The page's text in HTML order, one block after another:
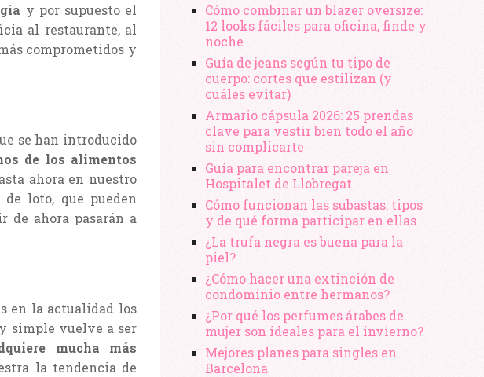
y por supuesto el
al restaurante, al
comprometidos y
se han introducido
de los alimentos
ahora en nuestro
loto, que pueden
de ahora pasarán a
en la actualidad los
simple vuelve a ser
mucha más
la tendencia de
Cómo combinar un blazer oversize:
12 looks fáciles para oficina, finde y
noche
Guía de jeans según tu tipo de
cuerpo: cortes que estilizan (y
cuáles evitar)
Armario cápsula 2026: 25 prendas
clave para vestir bien todo el año
sin complicarte
Guía para encontrar pareja en
Hospitalet de Llobregat
Cómo funcionan las subastas: tipos
y de qué forma participar en ellas
¿La trufa negra es buena para la
piel?
¿Cómo hacer una extinción de
condominio entre hermanos?
¿Por qué los perfumes árabes de
mujer son ideales para el invierno?
Mejores planes para singles en
Barcelona